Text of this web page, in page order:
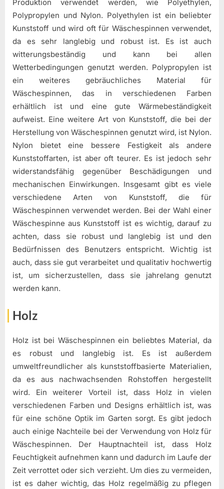
Produktion verwendet werden, wie Polyethylen,
Polypropylen und Nylon. Polyethylen ist ein beliebter
Kunststoff und wird oft für Wäschespinnen verwendet,
da es sehr langlebig und robust ist. Es ist auch
witterungsbeständig und kann bei allen
Wetterbedingungen genutzt werden. Polypropylen ist
ein weiteres gebräuchliches Material für
Wäschespinnen, das in verschiedenen Farben
erhältlich ist und eine gute Wärmebeständigkeit
aufweist. Eine weitere Art von Kunststoff, die bei der
Herstellung von Wäschespinnen genutzt wird, ist Nylon.
Nylon bietet eine bessere Festigkeit als andere
Kunststoffarten, ist aber oft teurer. Es ist jedoch sehr
widerstandsfähig gegenüber Beschädigungen und
mechanischen Einwirkungen. Insgesamt gibt es viele
verschiedene Arten von Kunststoff, die für
Wäschespinnen verwendet werden. Bei der Wahl einer
Wäschespinne aus Kunststoff ist es wichtig, darauf zu
achten, dass sie robust und langlebig ist und den
Bedürfnissen des Benutzers entspricht. Wichtig ist
auch, dass sie gut verarbeitet und qualitativ hochwertig
ist, um sicherzustellen, dass sie jahrelang genutzt
werden kann.
Holz
Holz ist bei Wäschespinnen ein beliebtes Material, da
es robust und langlebig ist. Es ist außerdem
umweltfreundlicher als kunststoffbasierte Materialien,
da es aus nachwachsenden Rohstoffen hergestellt
wird. Ein weiterer Vorteil ist, dass Holz in vielen
verschiedenen Farben und Designs erhältlich ist, was
für eine schöne Optik im Garten sorgt. Es gibt jedoch
auch einige Nachteile bei der Verwendung von Holz für
Wäschespinnen. Der Hauptnachteil ist, dass Holz
Feuchtigkeit aufnehmen kann und dadurch im Laufe der
Zeit verrottet oder sich verzieht. Um dies zu vermeiden,
ist es daher wichtig, das Holz regelmäßig zu pflegen